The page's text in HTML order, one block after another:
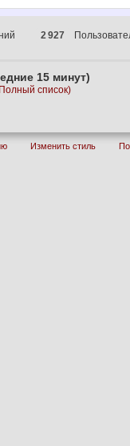
2 927
15 минут)
список)
Изменить стиль